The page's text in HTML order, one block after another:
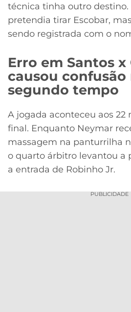
técnica tinha outro destino.
pretendia tirar Escobar,
sendo registrada com o
Erro em Santos
causou confusão
segundo tempo
A jogada aconteceu aos 22
final. Enquanto Neymar
massagem na panturrilha
o quarto árbitro levantou a
a entrada de Robinho Jr.
PUBLICIDADE